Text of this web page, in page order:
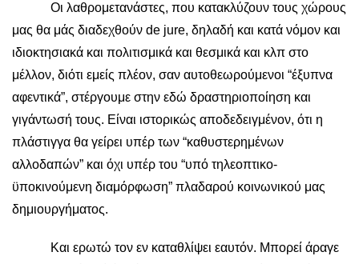
Οι λαθρομετανάστες, που κατακλύζουν τους χώρους
μας θα μάς διαδεχθούν de jure, δηλαδή και κατά νόμον και
ιδιοκτησιακά και πολιτισμικά και θεσμικά και κλπ στο
μέλλον, διότι εμείς πλέον, σαν αυτοθεωρούμενοι “έξυπνα
αφεντικά”, στέργουμε στην εδώ δραστηριοποίηση και
γιγάντωσή τους. Είναι ιστορικώς αποδεδειγμένον, ότι η
πλάστιγγα θα γείρει υπέρ των “καθυστερημένων
αλλοδαπών” και όχι υπέρ του “υπό τηλεοπτικο-
ϋποκινούμενη διαμόρφωση” πλαδαρού κοινωνικού μας
δημιουργήματος.
Και ερωτώ τον εν καταθλίψει εαυτόν. Μπορεί άραγε